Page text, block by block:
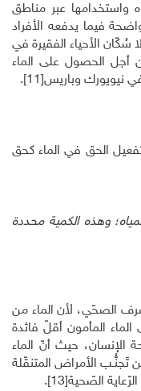
واستخدامها عبر مناطق
فيما يدفعه الأفراد
الأحياء الفقيرة في
أجل الحصول على الماء
في نيويورك وباريس[11]
.
الحق في الماء كحق
وهذه الكمية محددة
الصحّي، لأن الماء من
المأمون أقلّ فائدة
حيث أنّ الماء
الأمراض المتنقّلة
الصّحية[13]
.